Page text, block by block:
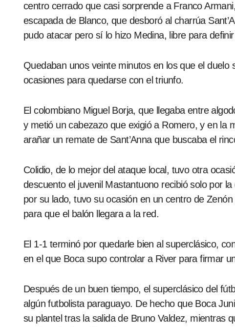
centro cerrado que casi sorprende a Franco
escapada de Blanco, que desboró al charrúa
pudo atacar pero sí lo hizo Medina, libre para
Quedaban unos veinte minutos en los que el
ocasiones para quedarse con el triunfo.
El colombiano Miguel Borja, que llegaba entre
y metió un cabezazo que exigió a Romero, y en la
arañar un remate de Sant’Anna que buscaba el
Colidio, de lo mejor del ataque local, tuvo otra
descuento el juvenil Mastantuono recibió solo por
por su lado, tuvo su ocasión en un centro de
para que el balón llegara a la red.
El 1-1 terminó por quedarle bien al superclásico,
en el que Boca supo controlar a River para firmar
Después de un buen tiempo, el superclásico del
algún futbolista paraguayo. De hecho que Boca
su plantel tras la salida de Bruno Valdez, mientras